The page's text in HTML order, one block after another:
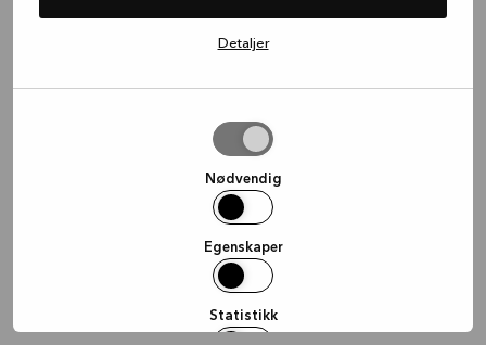
Detaljer
Nødvendig
Egenskaper
Statistikk